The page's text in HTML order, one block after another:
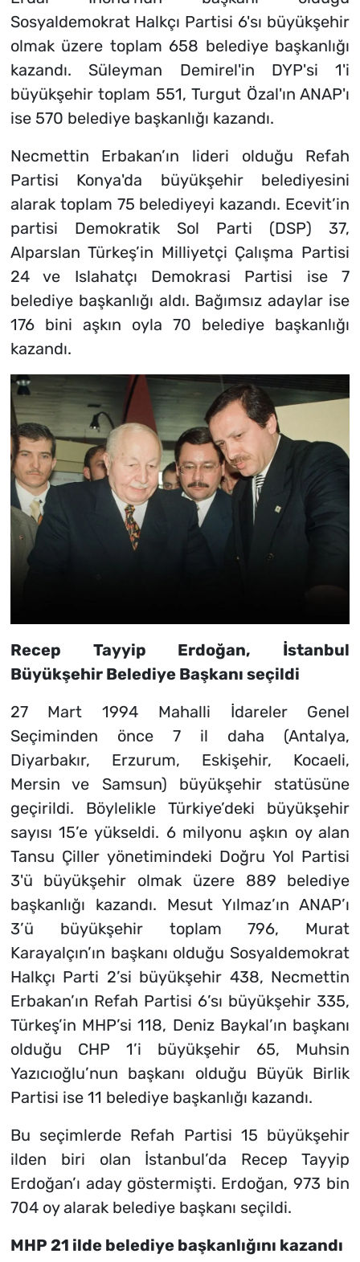
Sosyaldemokrat Halkçı Partisi 6'sı büyükşehir
olmak üzere toplam 658 belediye başkanlığı
kazandı. Süleyman Demirel'in DYP'si 1'i
büyükşehir toplam 551, Turgut Özal'ın ANAP'ı
ise 570 belediye başkanlığı kazandı.
Necmettin Erbakan’ın lideri olduğu Refah
Partisi Konya'da büyükşehir belediyesini
alarak toplam 75 belediyeyi kazandı. Ecevit’in
partisi Demokratik Sol Parti (DSP) 37,
Alparslan Türkeş’in Milliyetçi Çalışma Partisi
24 ve Islahatçı Demokrasi Partisi ise 7
belediye başkanlığı aldı. Bağımsız adaylar ise
176 bini aşkın oyla 70 belediye başkanlığı
kazandı.
Recep Tayyip Erdoğan, İstanbul
Büyükşehir Belediye Başkanı seçildi
27 Mart 1994 Mahalli İdareler Genel
Seçiminden önce 7 il daha (Antalya,
Diyarbakır, Erzurum, Eskişehir, Kocaeli,
Mersin ve Samsun) büyükşehir statüsüne
geçirildi. Böylelikle Türkiye’deki büyükşehir
sayısı 15’e yükseldi. 6 milyonu aşkın oy alan
Tansu Çiller yönetimindeki Doğru Yol Partisi
3'ü büyükşehir olmak üzere 889 belediye
başkanlığı kazandı. Mesut Yılmaz’ın ANAP’ı
3’ü büyükşehir toplam 796, Murat
Karayalçın’ın başkanı olduğu Sosyaldemokrat
Halkçı Parti 2’si büyükşehir 438, Necmettin
Erbakan’ın Refah Partisi 6’sı büyükşehir 335,
Türkeş’in MHP’si 118, Deniz Baykal’ın başkanı
olduğu CHP 1’i büyükşehir 65, Muhsin
Yazıcıoğlu’nun başkanı olduğu Büyük Birlik
Partisi ise 11 belediye başkanlığı kazandı.
Bu seçimlerde Refah Partisi 15 büyükşehir
ilden biri olan İstanbul’da Recep Tayyip
Erdoğan’ı aday göstermişti. Erdoğan, 973 bin
704 oy alarak belediye başkanı seçildi.
MHP 21 ilde belediye başkanlığını kazandı